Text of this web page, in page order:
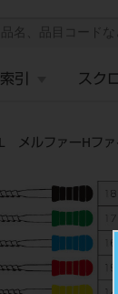
引 スク
メルファーHフ